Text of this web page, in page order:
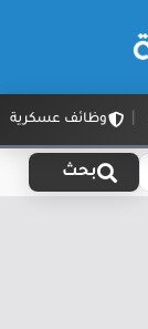
وظائف عسكرية
بحث